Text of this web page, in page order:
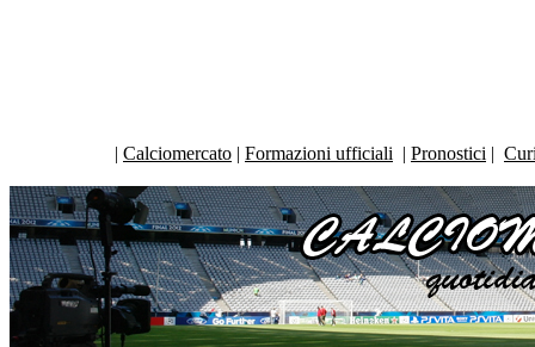
| Calciomercato | Formazioni ufficiali | Pronostici |